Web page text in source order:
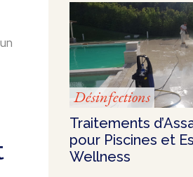
Désinfections
Traitements
pour Piscines et
Wellness